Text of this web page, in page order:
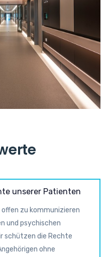
unserer Patienten
zu kommunizieren
und psychischen
schützen die Rechte
ohne